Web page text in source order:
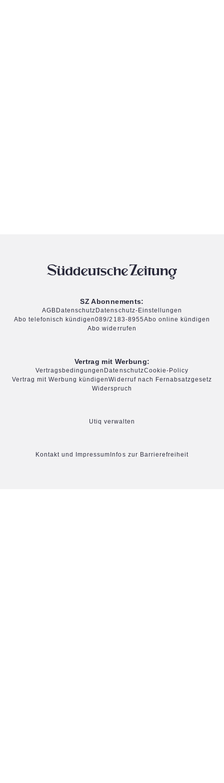
SZ Abonnements:
AGB Datenschutz Datenschutz-Einstellungen
Abo telefonisch kündigen089/2183-8955Abo online kündigen
Abo widerrufen
Vertrag mit Werbung:
Vertragsbedingungen DatenschutzCookie-Policy
Vertrag mit Werbung kündigenWiderruf nach Fernabsatzgesetz
Widerspruch
Utiq verwalten
Kontakt und Impressum Infos zur Barrierefreiheit